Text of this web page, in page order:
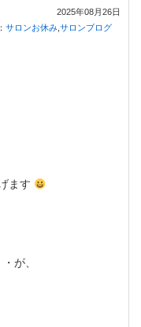
2025年08月26日
サロンお休み サロンブログ
ます
が、